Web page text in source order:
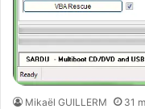
Mikaël GUILLERM 31